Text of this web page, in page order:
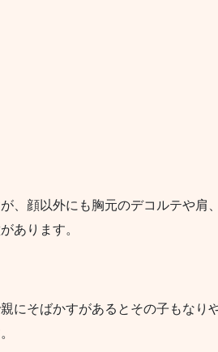
、顔以外にも胸元のデコルテや肩
あります。
にそばかすがあるとその子もなり